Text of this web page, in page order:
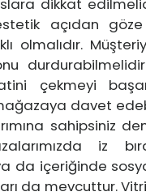
açıdan
olmalıdır.
çekmeyi
davet
sahipsiniz
iz
da içeriğinde
da mevcuttur.